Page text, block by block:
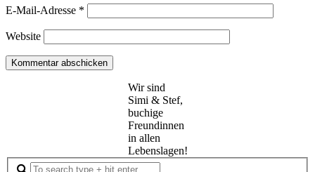
E-Mail-Adresse *
Website
Wir sind
Simi & Stef,
buchige
Freundinnen
in allen
Lebenslagen!